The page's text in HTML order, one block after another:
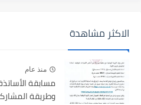
الاكثر مشاهدة
منذ عام
وطريقة